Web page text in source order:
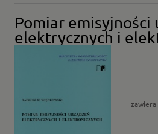
Pomiar emisyjności
elektrycznych i
zawiera